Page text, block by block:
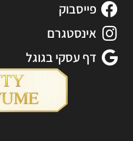
פייסבוק
אינסטגרם
דף עסקי בגוגל